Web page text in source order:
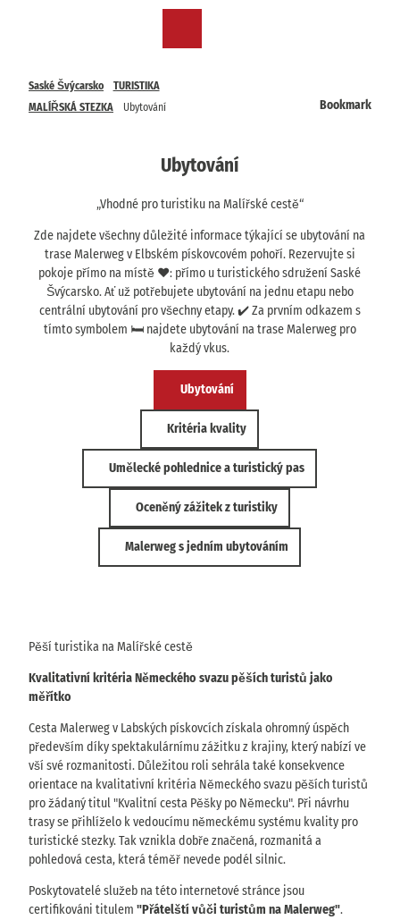
Saské Švýcarsko
TURISTIKA
MALÍŘSKÁ STEZKA
Ubytování Bookmark
Ubytování
„Vhodné pro turistiku na Malířské cestě“
Zde najdete všechny důležité informace týkající se ubytování na
trase Malerweg v Elbském pískovcovém pohoří. Rezervujte si
pokoje přímo na místě ❤️: přímo u turistického sdružení Saské
Švýcarsko. Ať už potřebujete ubytování na jednu etapu nebo
centrální ubytování pro všechny etapy. ✔️ Za prvním odkazem s
tímto symbolem 🛏️ najdete ubytování na trase Malerweg pro
každý vkus.
Ubytování
Kritéria kvality
Umělecké pohlednice a turistický pas
Oceněný zážitek z turistiky
Malerweg s jedním ubytováním
Pěší turistika na Malířské cestě
Kvalitativní kritéria Německého svazu pěších turistů jako
měřítko
Cesta Malerweg v Labských pískovcích získala ohromný úspěch
především díky spektakulárnímu zážitku z krajiny, který nabízí ve
vší své rozmanitosti. Důležitou roli sehrála také konsekvence
orientace na kvalitativní kritéria Německého svazu pěších turistů
pro žádaný titul "Kvalitní cesta Pěšky po Německu". Při návrhu
trasy se přihlíželo k vedoucímu německému systému kvality pro
turistické stezky. Tak vznikla dobře značená, rozmanitá a
pohledová cesta, která téměř nevede podél silnic.
Poskytovatelé služeb na této internetové stránce jsou
certifikováni titulem "Přátelští vůči turistům na Malerweg".